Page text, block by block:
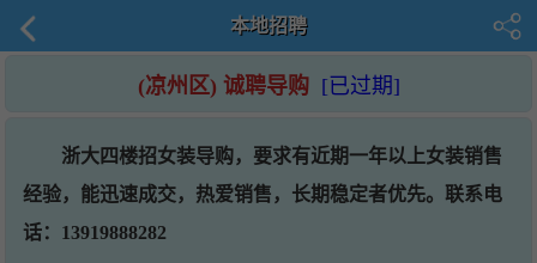
本地招聘
(凉州区) 诚聘导购 [已过期]
浙大四楼招女装导购，要求有近期一年以上女装销售
经验，能迅速成交，热爱销售，长期稳定者优先。联系电
话：13919888282